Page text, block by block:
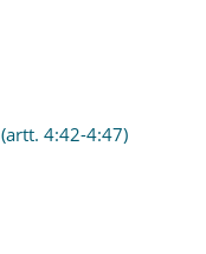
4:42-4:47)